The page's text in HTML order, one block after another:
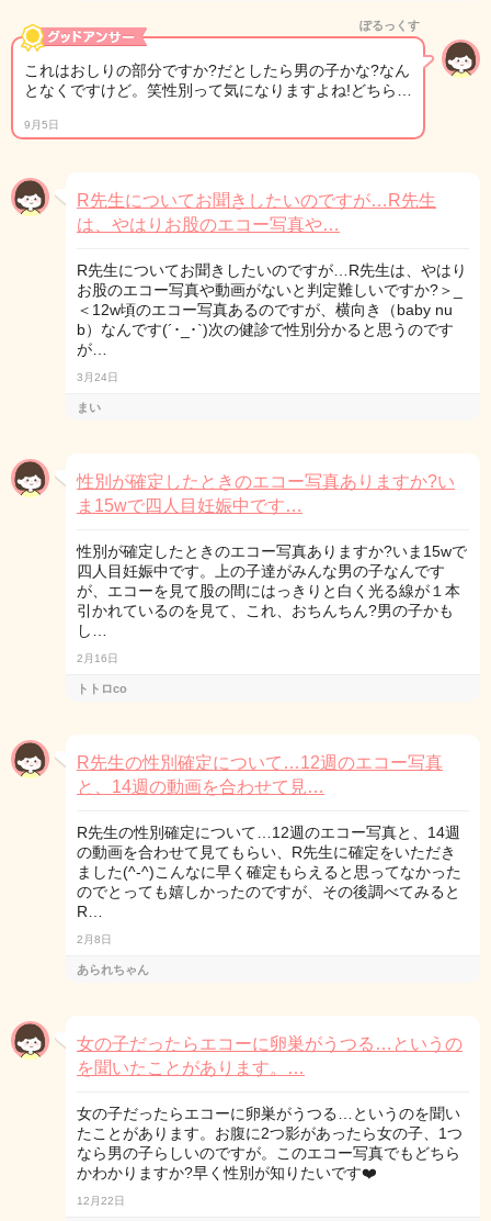
ぽるっくす
これはおしりの部分ですか?だとしたら男の子かな?なん
となくですけど。笑性別って気になりますよね!どちら…
9月5日
R先生についてお聞きしたいのですが…R先生
は、やはりお股のエコー写真や…
R先生についてお聞きしたいのですが…R先生は、やはり
お股のエコー写真や動画がないと判定難しいですか?＞_
＜12w頃のエコー写真あるのですが、横向き（baby nu
b）なんです(´･_･`)次の健診で性別分かると思うのです
が…
3月24日
まい
性別が確定したときのエコー写真ありますか?い
ま15wで四人目妊娠中です…
性別が確定したときのエコー写真ありますか?いま15wで
四人目妊娠中です。上の子達がみんな男の子なんです
が、エコーを見て股の間にはっきりと白く光る線が１本
引かれているのを見て、これ、おちんちん?男の子かも
し…
2月16日
トトロco
R先生の性別確定について…12週のエコー写真
と、14週の動画を合わせて見…
R先生の性別確定について…12週のエコー写真と、14週
の動画を合わせて見てもらい、R先生に確定をいただき
ました(^-^)こんなに早く確定もらえると思ってなかった
のでとっても嬉しかったのですが、その後調べてみると
R…
2月8日
あられちゃん
女の子だったらエコーに卵巣がうつる…というの
を聞いたことがあります。…
女の子だったらエコーに卵巣がうつる…というのを聞い
たことがあります。お腹に2つ影があったら女の子、1つ
なら男の子らしいのですが。このエコー写真でもどちら
かわかりますか?早く性別が知りたいです❤️
12月22日